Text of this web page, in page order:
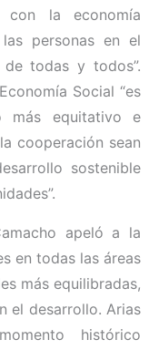
con la economía
personas en el
todas y todos”.
Social “es
más equitativo e
cooperación sean
sostenible
apeló a la
en todas las áreas
más equilibradas,
el desarrollo. Arias
histórico